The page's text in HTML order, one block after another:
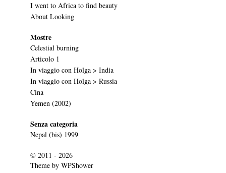
I went to Africa to find beauty
About Looking
Mostre
Celestial burning
Articolo 1
In viaggio con Holga > India
In viaggio con Holga > Russia
Cina
Yemen (2002)
Senza categoria
Nepal (bis) 1999
© 2011 - 2026
Theme by WPShower